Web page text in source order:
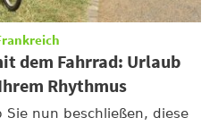
dem Fahrrad: Urlaub
Rhythmus
Sie nun beschließen, diese